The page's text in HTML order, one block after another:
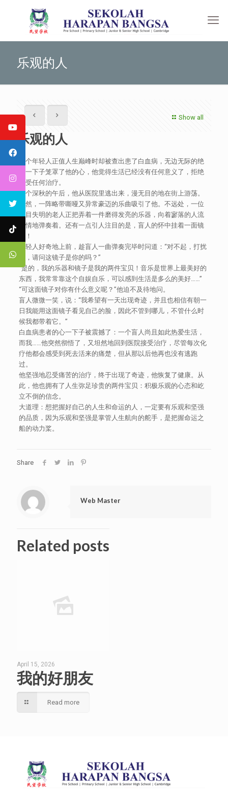
乐观的人
Show all
乐观的人
一个年轻人正值人生巅峰时却被查出患了白血病，无边无际的绝
望一下子笼罩了他的心，他觉得生活已经没有任何意义了，拒绝
接受任何治疗。
一个深秋的午后，他从医院里逃出来，漫无目的地在街上游荡。
忽然，一阵略带嘶哑又异常豪迈的乐曲吸引了他。不远处，一位
双目失明的老人正把弄着一件磨得发亮的乐器，向着寥落的人流
动情地弹奏着。还有一点引人注目的是，盲人的怀中挂着一面镜
子！
年轻人好奇地上前，趁盲人一曲弹奏完毕时问道：“对不起，打扰
了，请问这镜子是你的吗？”
“是的，我的乐器和镜子是我的两件宝贝！音乐是世界上最美好的
东西，我常常靠这个自娱自乐，可以感到生活是多么的美好……”
“可这面镜子对你有什么意义呢？”他迫不及待地问。
盲人微微一笑，说：“我希望有一天出现奇迹，并且也相信有朝一
日我能用这面镜子看见自己的脸，因此不管到哪儿，不管什么时
候我都带着它。”
白血病患者的心一下子被震撼了：一个盲人尚且如此热爱生活，
而我……他突然彻悟了，又坦然地回到医院接受治疗，尽管每次化
疗他都会感受到死去活来的痛楚，但从那以后他再也没有逃跑
过。
他坚强地忍受痛苦的治疗，终于出现了奇迹，他恢复了健康。从
此，他也拥有了人生弥足珍贵的两件宝贝：积极乐观的心态和屹
立不倒的信念。
大道理：想把握好自己的人生和命运的人，一定要有乐观和坚强
的品质，因为乐观和坚强是掌管人生航向的舵手，是把握命运之
船的动力桨。
Share
Web Master
Related posts
April 15, 2026
我的好朋友
Read more